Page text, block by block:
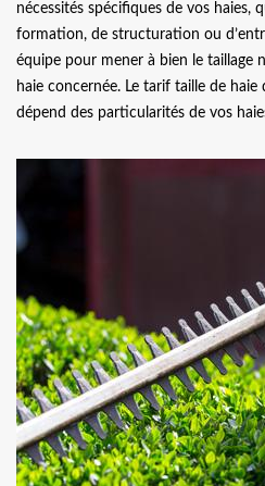
nécessités spécifiques de vos haies,
formation, de structuration ou
équipe pour mener à bien le taillage
haie concernée. Le tarif taille de haie
dépend des particularités de vos